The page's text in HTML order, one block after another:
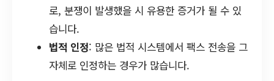
로, 분쟁이 발생했을 시 유용한 증거가 될 수 있
습니다.
법적 인정: 많은 법적 시스템에서 팩스 전송을 그
자체로 인정하는 경우가 많습니다.